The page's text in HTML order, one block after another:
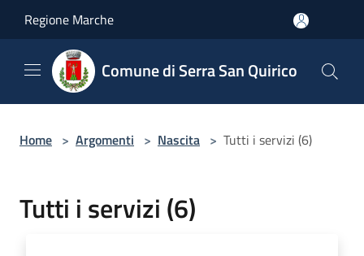
Regione Marche
Comune di Serra San Quirico
Home > Argomenti > Nascita > Tutti i servizi (6)
Tutti i servizi (6)